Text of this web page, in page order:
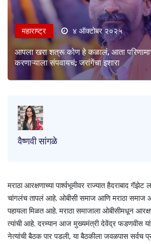
महाराष्ट्र ४ ऑक्टोबर २०२५
आपला खरा शत्रू कोण हे कळालं, आता
करणाऱ्याला संपवायचं; जरांगेंचा इशारा
वैष्णवी सांगळे
मराठा आरक्षणाच्या पार्श्वभूमीवर राज्यात हैदराबाद गॅझेट
चांगलंच तापलं आहे. ओबीसी समाज आणि मराठा
पहायला मिळत आहे. मराठा समाजाला ओबीसीमधून
त्यांची आहे. दरम्यान आज मुख्यमंत्री देवेंद्र फडणवीस
नेत्यांची बैठक पार पडली, या बैठकीला जवळपास सर्वच